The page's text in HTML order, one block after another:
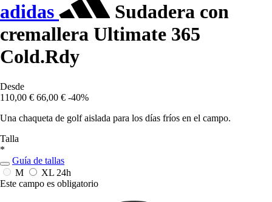
adidas
Sudadera con
cremallera Ultimate 365
Cold.Rdy
Desde
110,00 € 66,00 € -40%
Una chaqueta de golf aislada para los días fríos en el campo.
Talla
*
Guía de tallas
M
XL 24h
Este campo es obligatorio